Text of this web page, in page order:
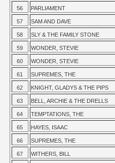
56 PARLIAMENT
57 SAM AND DAVE
58 SLY & THE FAMILY STONE
59 WONDER, STEVIE
60 WONDER, STEVIE
61 SUPREMES, THE
62 KNIGHT, GLADYS & THE PIPS
63 BELL, ARCHIE & THE DRELLS
64 TEMPTATIONS, THE
65 HAYES, ISAAC
66 SUPREMES, THE
67 WITHERS, BILL